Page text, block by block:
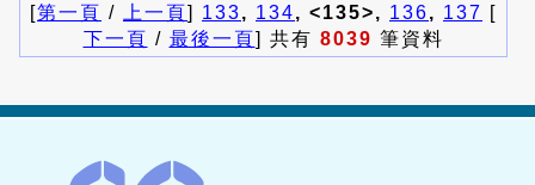
[第一頁 / 上一頁] 133, 134, <135>, 136, 137 [
下一頁 / 最後一頁] 共有 8039 筆資料